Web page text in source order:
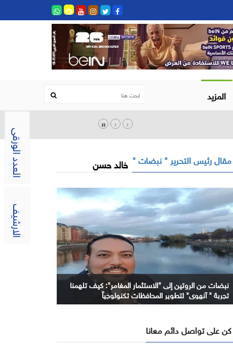
العدد الورقى
الارشيف
المزيد
مقال رئيس التحرير " نبضات " خالد حسن
نبضات من الروتين إلى "الاستثمار المغامر": كيف تلهمنا
تجربة " آنهوي" لتطوير المحافظات تكنولوجياً
كن على تواصل دائم معانا